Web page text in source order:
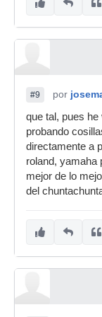
#9 por
que tal, pues
probando
directamente a
roland, yamaha
mejor de lo
del